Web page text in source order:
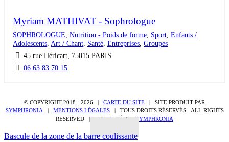
Myriam MATHIVAT - Sophrologue
SOPHROLOGUE Nutrition - Poids de forme Sport Enfants /
Adolescents Art / Chant Santé Entreprises Groupes
45 rue Héricart, 75015 PARIS
06 63 83 70 15
© COPYRIGHT 2018 - 2026 | CARTE DU SITE | SITE PRODUIT PAR
SYMPHRONIA | MENTIONS LÉGALES| TOUS DROITS RÉSERVÉS - ALL RIGHTS
RESERVED | PROPULSÉ PAR
SYMPHRONIA
Bascule de la zone de la barre coulissante